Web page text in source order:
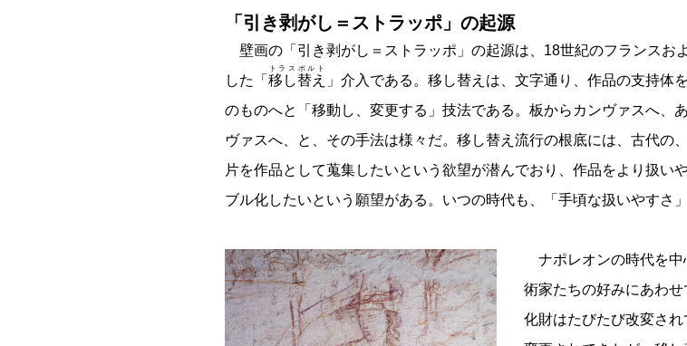
「引き剥がし＝ストラッポ」の起源
壁画の「引き剥がし＝ストラッポ」の起源は、18世紀のフランスお
した「 移し替え
トラスポルト
」介入である。移し替えは、文字通り、作品の支持体
のものへと「移動し、変更する」技法である。板からカンヴァスへ、
ヴァスへ、と、その手法は様々だ。移し替え流行の根底には、古代の
片を作品として蒐集したいという欲望が潜んでおり、作品をより扱い
ブル化したいという願望がある。いつの時代も、「手頃な扱いやすさ
ナポレオンの時代を中
術家たちの好みにあわ
化財はたびたび改変さ